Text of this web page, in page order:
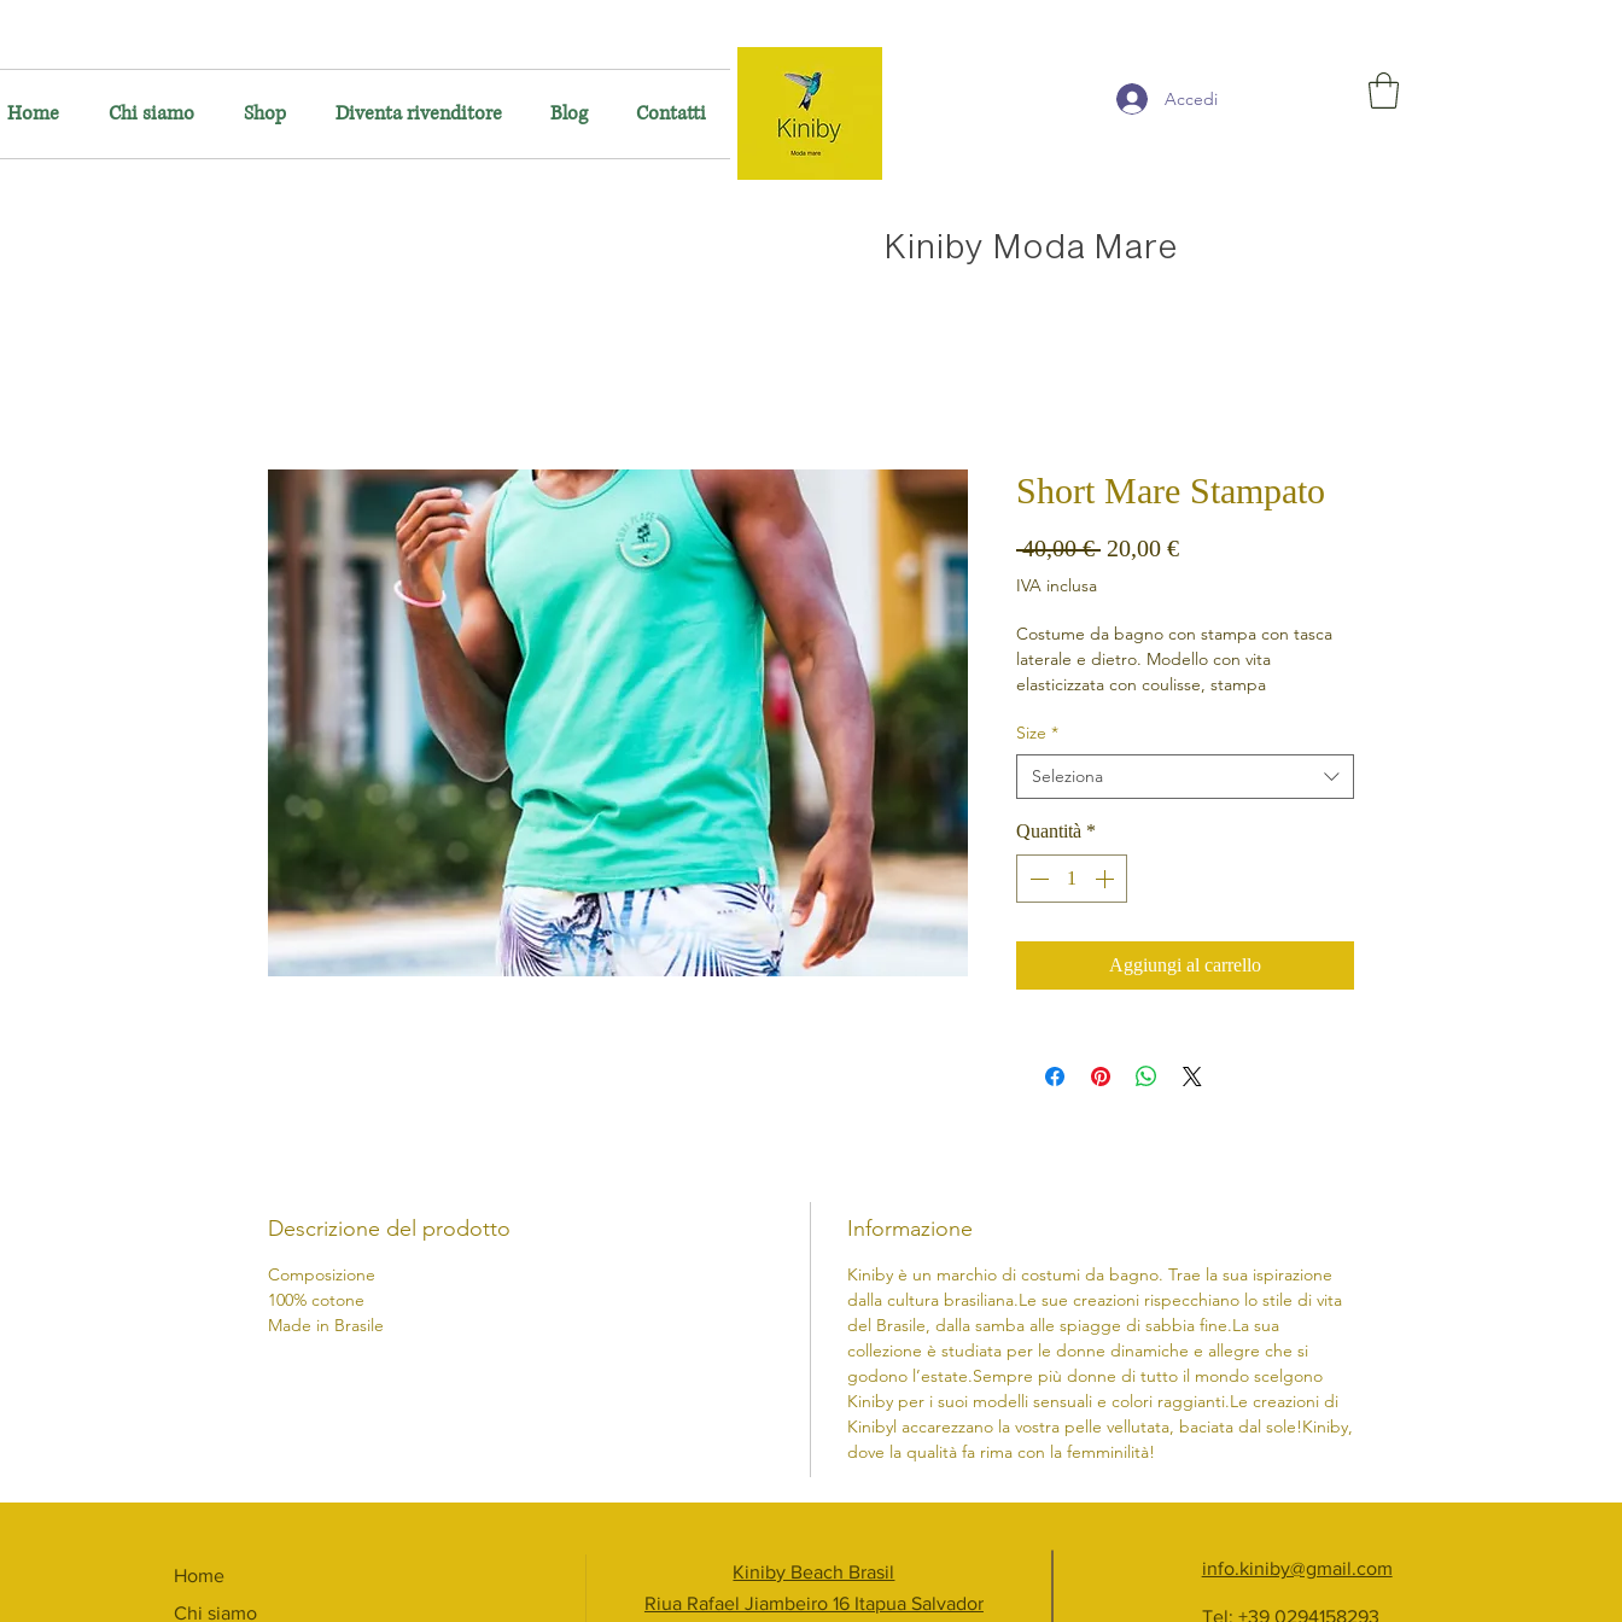
Home Chi siamo Shop Diventa rivenditore Blog Contatti
Accedi
Kiniby Moda Mare
Short Mare Stampato
40,00 € Prezzo regolare
20,00 €Prezzo scontato
IVA inclusa
Costume da bagno con stampa con tasca
laterale e dietro. Modello con vita
elasticizzata con coulisse, stampa
Size *
Seleziona
Quantità *
Aggiungi al carrello
Descrizione del prodotto
Composizione
100% cotone
Made in Brasile
Informazione
Kiniby è un marchio di costumi da bagno. Trae la sua ispirazione
dalla cultura brasiliana.​Le sue creazioni rispecchiano lo stile di vita
del Brasile, dalla samba alle spiagge di sabbia fine.​La sua
collezione è studiata per le donne dinamiche e allegre che si
godono l’estate.Sempre più donne di tutto il mondo scelgono
Kiniby per i suoi modelli sensuali e colori raggianti.Le creazioni di
Kinibyl accarezzano la vostra pelle vellutata, baciata dal sole!Kiniby,
dove la qualità fa rima con la femminilità!
Home
Chi siamo
Kiniby Beach Brasil
Riua Rafael Jiambeiro 16 Itapua Salvador
info.kiniby@gmail.com
Tel: +39 0294158293